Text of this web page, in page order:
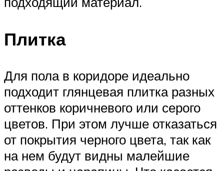
Плитка
Для пола в коридоре идеально
подходит глянцевая плитка разных
оттенков коричневого или серого
цветов. При этом лучше отказаться
от покрытия черного цвета, так как
на нем будут видны малейшие